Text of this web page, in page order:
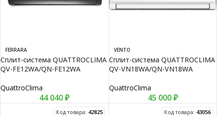
FERRARA
Сплит-система QUATTROCLIMA
QV-FE12WA/QN-FE12WA
QuattroClima
44 040₽
VENTO
Сплит-система QUATTROCLIMA
QV-VN18WA/QN-VN18WA
QuattroClima
45 000₽
Код товара: 42825 Код товара: 43056